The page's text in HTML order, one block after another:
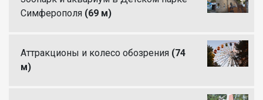
Симферополя (69 м)
Аттракционы и колесо обозрения (74
м)